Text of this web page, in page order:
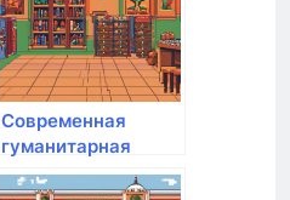
Современная
гуманитарная
академия